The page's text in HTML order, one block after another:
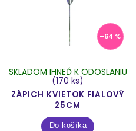
–64 %
ZÁPICH KVIETOK FIALOVÝ
25CM
SKLADOM IHNEĎ K ODOSLANIU
(170 ks)
Do košíka